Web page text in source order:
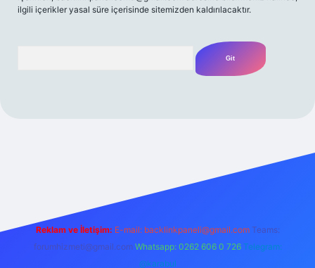
ilgili içerikler yasal süre içerisinde sitemizden kaldırılacaktır.
m elexbet
Reklam ve İletişim: E-mail: backlinkpaneli@gmail.com Teams:
forumhizmeti@gmail.com Whatsapp: 0262 606 0 726 Telegram:
@karabul